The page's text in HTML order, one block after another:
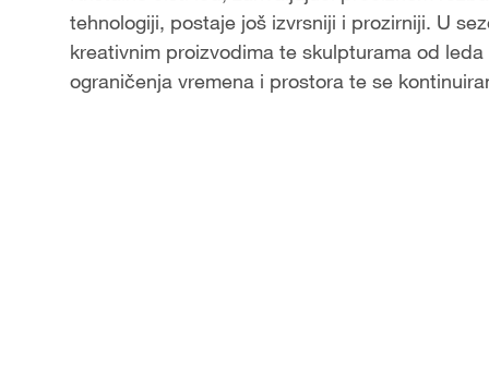
a
y
tehnologiji, postaje još izvrsniji i prozirniji. U
kreativnim proizvodima te skulpturama od
ograničenja vremena i prostora te se